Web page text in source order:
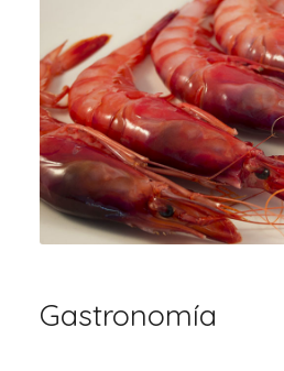
Gastronomía